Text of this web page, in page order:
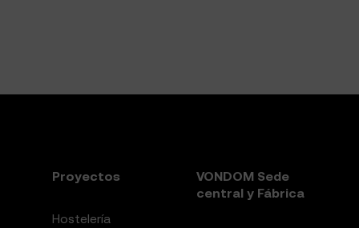
Proyectos
Hostelería
VONDOM Sede
central y Fábrica